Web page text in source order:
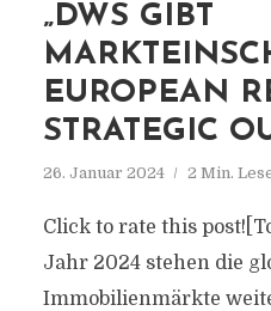
„DWS GIBT
EUROPEAN
STRATEGIC
26. Januar 2024 2 Min.
Click to rate this
Jahr 2024 stehen die
Immobilienmärkte